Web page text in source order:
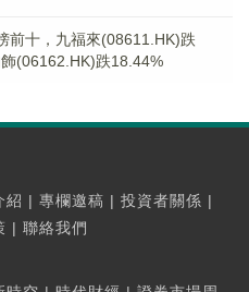
前十，九福來(08611.HK)跌
(06162.HK)跌18.44%
紹 | 專欄邀稿 | 投資者關係 |
| 聯絡我們